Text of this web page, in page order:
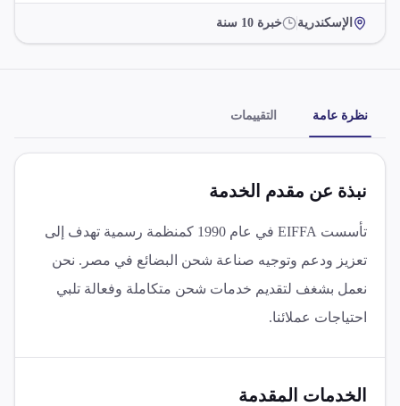
الإسكندرية خبرة 10 سنة
نظرة عامة التقييمات
نبذة عن مقدم الخدمة
تأسست EIFFA في عام 1990 كمنظمة رسمية تهدف إلى
تعزيز ودعم وتوجيه صناعة شحن البضائع في مصر. نحن
نعمل بشغف لتقديم خدمات شحن متكاملة وفعالة تلبي
احتياجات عملائنا.
الخدمات المقدمة